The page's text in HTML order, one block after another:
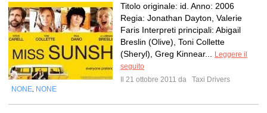
Titolo originale: id. Anno: 2006
Regia: Jonathan Dayton, Valerie
Faris Interpreti principali: Abigail
Breslin (Olive), Toni Collette
(Sheryl), Greg Kinnear...
Leggere il
seguito
Il 21 ottobre 2011 da
Taxi Drivers
NONE NONE